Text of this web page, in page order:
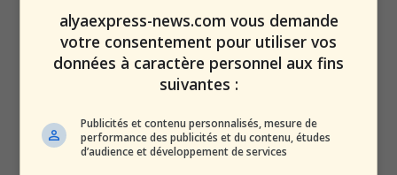
alyaexpress-news.com vous demande
votre consentement pour utiliser vos
données à caractère personnel aux fins
suivantes :
Publicités et contenu personnalisés, mesure de
performance des publicités et du contenu, études
d’audience et développement de services